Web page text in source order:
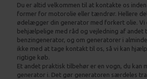
Du er altid velkommen til at kontakte os
former for motorolie eller tændrør. Hellere
ødelægger din generator med forkert olie. Vi
behjælpelige med råd og vejledning af andet
benzingenerator, og om generatorer i
ikke med at tage kontakt til os, så vi kan
rigtige køb.
Et andet praktisk tilbehør er en vogn, du kan
generator i. Det gør generatoren særdeles